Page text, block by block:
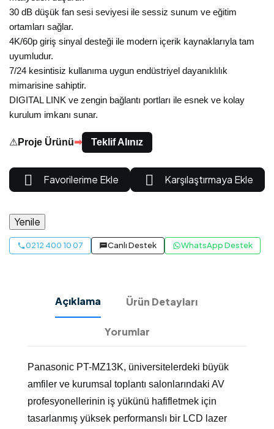
30 dB düşük fan sesi seviyesi ile sessiz sunum ve eğitim
ortamları sağlar.
4K/60p giriş sinyal desteği ile modern içerik kaynaklarıyla tam
uyumludur.
7/24 kesintisiz kullanıma uygun endüstriyel dayanıklılık
mimarisine sahiptir.
DIGITAL LINK ve zengin bağlantı portları ile esnek ve kolay
kurulum imkanı sunar.
⚠ Proje Ürünü➡ Teklif Alınız
 Favorilerime Ekle  Karşılaştırmaya Ekle
0212 400 10 07 Canlı Destek WhatsApp Destek
Açıklama Ürün Detayları
Yorumlar
Panasonic PT-MZ13K, üniversitelerdeki büyük
amfiler ve kurumsal toplantı salonlarındaki AV
profesyonellerinin iş yükünü hafifletmek için
tasarlanmış yüksek performanslı bir LCD lazer